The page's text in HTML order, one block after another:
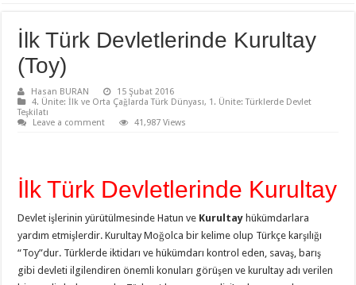
İlk Türk Devletlerinde Kurultay
(Toy)
Hasan BURAN
15 Şubat 2016
4. Ünite: İlk ve Orta Çağlarda Türk Dünyası, 1. Ünite: Türklerde Devlet
Teşkilatı
Leave a comment
41,987 Views
İlk Türk Devletlerinde Kurultay
Devlet işlerinin yürütülmesinde Hatun ve Kurultay hükümdarlara
yardım etmişlerdir. Kurultay Moğolca bir kelime olup Türkçe karşılığı
“Toy”dur. Türklerde iktidarı ve hükümdarı kontrol eden, savaş, barış
gibi devleti ilgilendiren önemli konuları görüşen ve kurultay adı verilen